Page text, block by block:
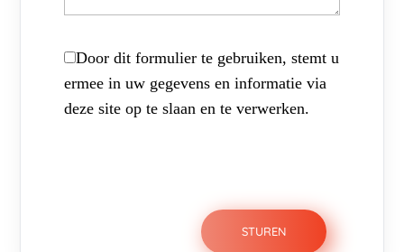
Door dit formulier te gebruiken, stemt u
ermee in uw gegevens en informatie via
deze site op te slaan en te verwerken.